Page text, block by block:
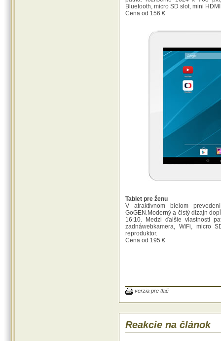
Bluetooth, micro SD slot, mini
Cena od 156 €
Tablet pre ženu
V atraktívnom bielom
GoGEN.Moderný a čistý dizajn
16:10. Medzi ďalšie vlastnosti
zadnáwebkamera, WiFi, micro
reproduktor.
Cena od 195 €
verzia pre tlač
Reakcie na článok